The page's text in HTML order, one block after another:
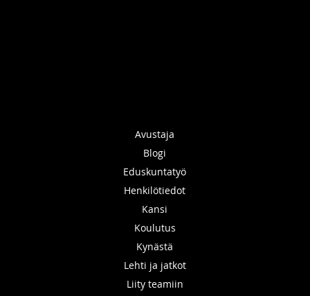
Avustaja
Blogi
Eduskuntatyö
Henkilötiedot
Kansi
Koulutus
Kynästä
Lehti ja jatkot
Liity teamiin